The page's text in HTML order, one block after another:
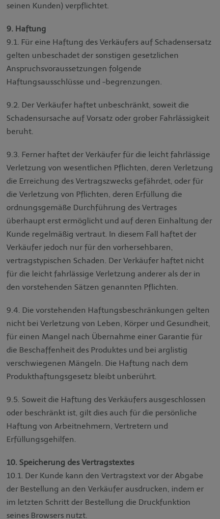
seinen Kunden) verpflichtet.
9. Haftung
9.1. Für eine Haftung des Verkäufers auf Schadensersatz
gelten unbeschadet der sonstigen gesetzlichen
Anspruchsvoraussetzungen folgende
Haftungsausschlüsse und -begrenzungen.
9.2. Der Verkäufer haftet unbeschränkt, soweit die
Schadensursache auf Vorsatz oder grober Fahrlässigkeit
beruht.
9.3. Ferner haftet der Verkäufer für die leicht fahrlässige
Verletzung von wesentlichen Pflichten, deren Verletzung
die Erreichung des Vertragszwecks gefährdet, oder für
die Verletzung von Pflichten, deren Erfüllung die
ordnungsgemäße Durchführung des Vertrages
überhaupt erst ermöglicht und auf deren Einhaltung der
Kunde regelmäßig vertraut. In diesem Fall haftet der
Verkäufer jedoch nur für den vorhersehbaren,
vertragstypischen Schaden. Der Verkäufer haftet nicht
für die leicht fahrlässige Verletzung anderer als der in
den vorstehenden Sätzen genannten Pflichten.
9.4. Die vorstehenden Haftungsbeschränkungen gelten
nicht bei Verletzung von Leben, Körper und Gesundheit,
für einen Mangel nach Übernahme einer Garantie für
die Beschaffenheit des Produktes und bei arglistig
verschwiegenen Mängeln. Die Haftung nach dem
Produkthaftungsgesetz bleibt unberührt.
9.5. Soweit die Haftung des Verkäufers ausgeschlossen
oder beschränkt ist, gilt dies auch für die persönliche
Haftung von Arbeitnehmern, Vertretern und
Erfüllungsgehilfen.
10. Speicherung des Vertragstextes
10.1. Der Kunde kann den Vertragstext vor der Abgabe
der Bestellung an den Verkäufer ausdrucken, indem er
im letzten Schritt der Bestellung die Druckfunktion
seines Browsers nutzt.